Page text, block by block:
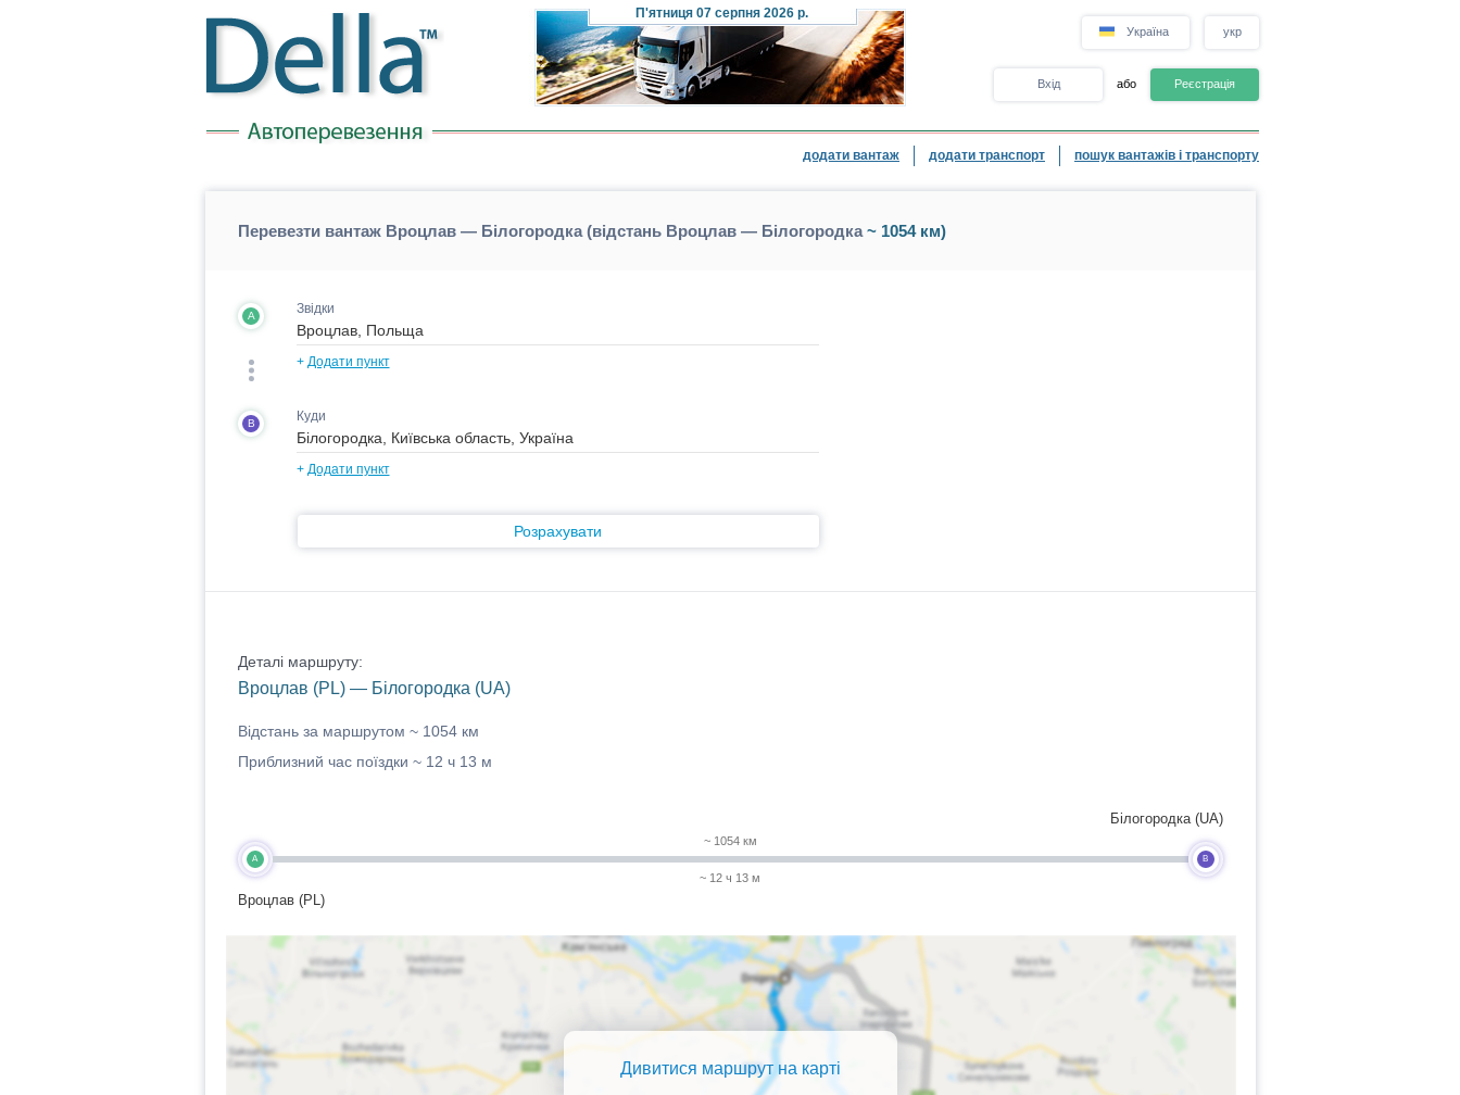
П'ятниця07 серпня 2026 р.
Україна укр
Вхід або Реєстрація
додати вантаж додати транспорт пошук вантажів і транспорту
Перевезти вантаж Вроцлав — Білогородка (відстань Вроцлав — Білогородка~ 1054 км)
A Звідки
+ Додати пункт
B Куди
+ Додати пункт
Розрахувати
Деталі маршруту:
Вроцлав (PL) — Білогородка (UA)
Відстань за маршрутом ~ 1054 км
Приблизний час поїздки ~ 12 ч 13 м
A
Вроцлав (PL)
~ 1054 км
~ 12 ч 13 м
B
Білогородка (UA)
Дивитися маршрут на карті